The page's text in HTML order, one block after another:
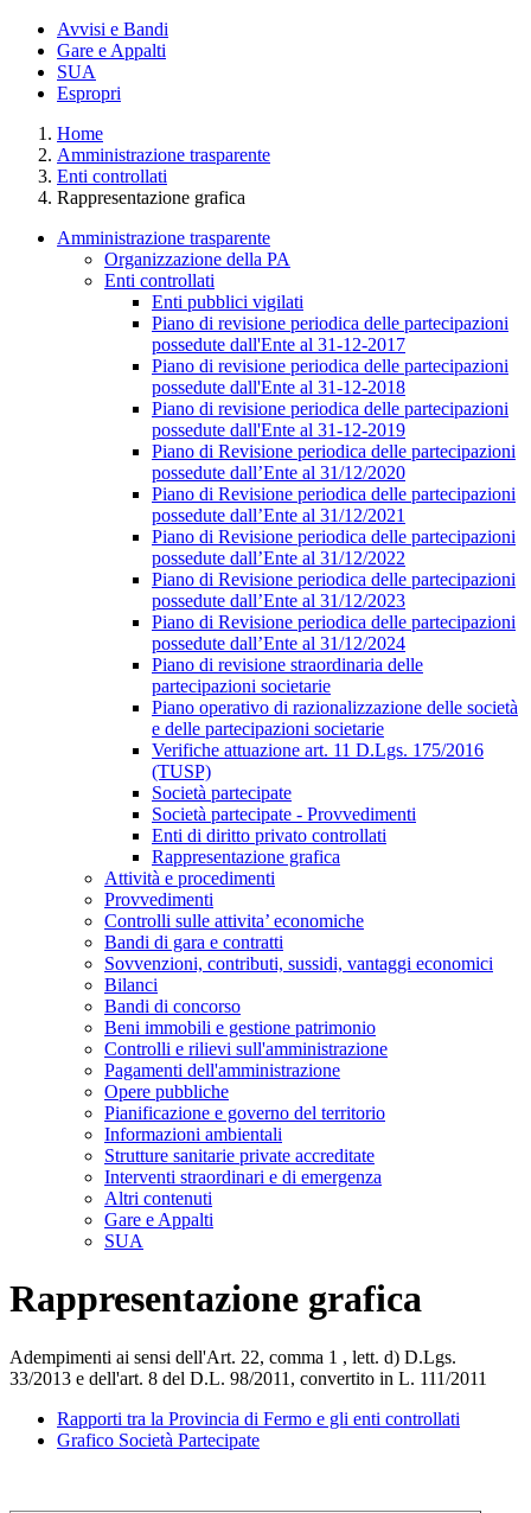
Avvisi e Bandi
Gare e Appalti
SUA
Espropri
Home
Amministrazione trasparente
Enti controllati
Rappresentazione grafica
Amministrazione trasparente
Organizzazione della PA
Enti controllati
Enti pubblici vigilati
Piano di revisione periodica delle partecipazioni
possedute dall'Ente al 31-12-2017
Piano di revisione periodica delle partecipazioni
possedute dall'Ente al 31-12-2018
Piano di revisione periodica delle partecipazioni
possedute dall'Ente al 31-12-2019
Piano di Revisione periodica delle partecipazioni
possedute dall’Ente al 31/12/2020
Piano di Revisione periodica delle partecipazioni
possedute dall’Ente al 31/12/2021
Piano di Revisione periodica delle partecipazioni
possedute dall’Ente al 31/12/2022
Piano di Revisione periodica delle partecipazioni
possedute dall’Ente al 31/12/2023
Piano di Revisione periodica delle partecipazioni
possedute dall’Ente al 31/12/2024
Piano di revisione straordinaria delle
partecipazioni societarie
Piano operativo di razionalizzazione delle società
e delle partecipazioni societarie
Verifiche attuazione art. 11 D.Lgs. 175/2016
(TUSP)
Società partecipate
Società partecipate - Provvedimenti
Enti di diritto privato controllati
Rappresentazione grafica
Attività e procedimenti
Provvedimenti
Controlli sulle attivita’ economiche
Bandi di gara e contratti
Sovvenzioni, contributi, sussidi, vantaggi economici
Bilanci
Bandi di concorso
Beni immobili e gestione patrimonio
Controlli e rilievi sull'amministrazione
Pagamenti dell'amministrazione
Opere pubbliche
Pianificazione e governo del territorio
Informazioni ambientali
Strutture sanitarie private accreditate
Interventi straordinari e di emergenza
Altri contenuti
Gare e Appalti
SUA
Rappresentazione grafica
Adempimenti ai sensi dell'Art. 22, comma 1 , lett. d) D.Lgs.
33/2013 e dell'art. 8 del D.L. 98/2011, convertito in L. 111/2011
Rapporti tra la Provincia di Fermo e gli enti controllati
Grafico Società Partecipate